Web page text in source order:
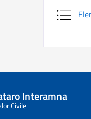
Interamna
Civile